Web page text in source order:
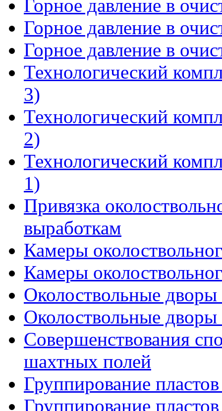
Горное давление в
Горное давление в
Горное давление в
Технологический
3)
Технологический
2)
Технологический
1)
Привязка
выработкам
Камеры
Камеры
Околоствольные дворы
Околоствольные дворы
Совершенствования
шахтных полей
Группирование
Группирование